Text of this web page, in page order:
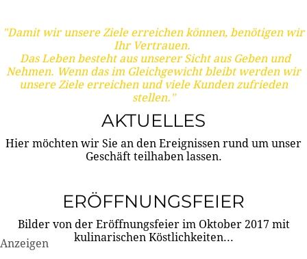
"Damit wir unsere Ziele erreichen können, benötigen wir
Ihr Vertrauen.
Das Leben besteht aus unserer Sicht aus Geben und
Nehmen. Wenn das im Gleichgewicht bleibt werden wir
unsere Ziele erreichen und viele Kunden zufrieden
stellen."
AKTUELLES
Hier möchten wir Sie an den Ereignissen rund um unser
Geschäft teilhaben lassen.
ERÖFFNUNGSFEIER
Bilder von der Eröffnungsfeier im Oktober 2017 mit
kulinarischen Köstlichkeiten...
Anzeigen